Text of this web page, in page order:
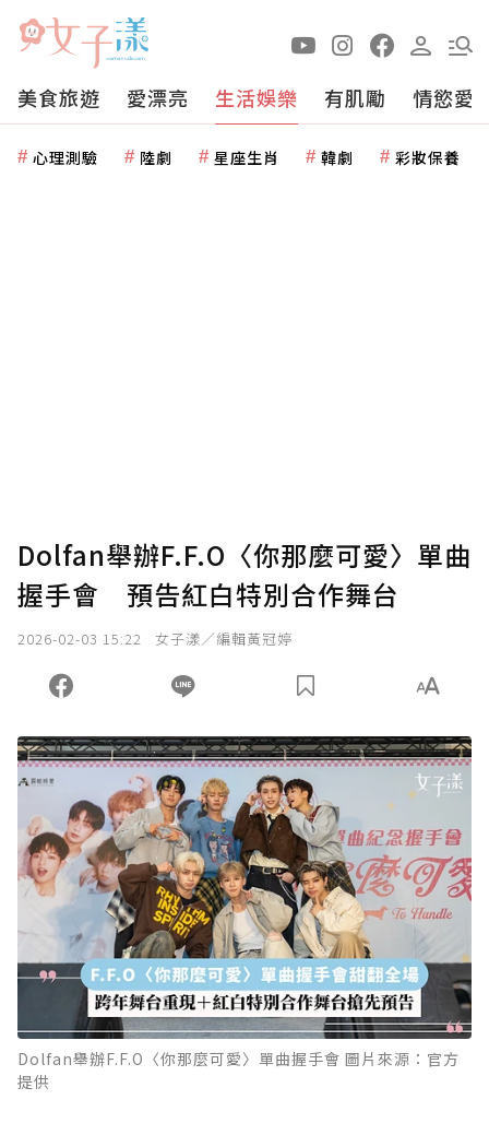
美食旅遊 愛漂亮 生活娛樂 有肌勵 情慾愛
心理測驗 陸劇 星座生肖 韓劇 彩妝保養
Dolfan舉辦F.F.O〈你那麼可愛〉單曲
握手會 預告紅白特別合作舞台
2026-02-03 15:22 女子漾／編輯黃冠婷
Dolfan舉辦F.F.O〈你那麼可愛〉單曲握手會 圖片來源：官方
提供